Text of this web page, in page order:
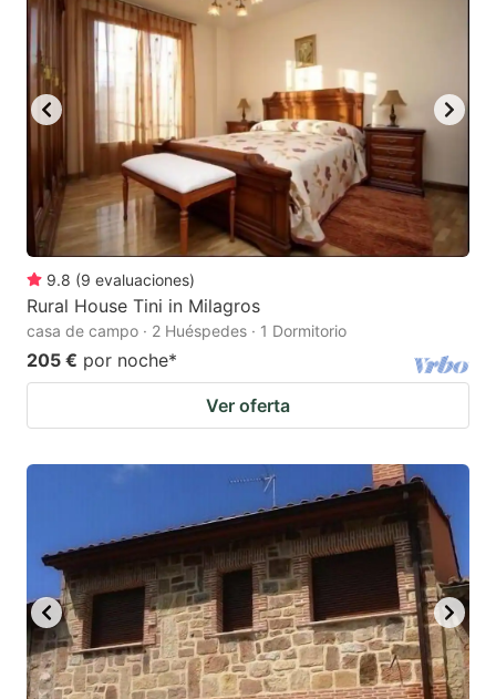
9.8 (9 evaluaciones)
Rural House Tini in Milagros
casa de campo · 2 Huéspedes · 1 Dormitorio
205 € por noche*
Ver oferta